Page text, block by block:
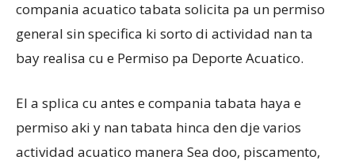
compania acuatico tabata solicita pa un permiso
general sin specifica ki sorto di actividad nan ta
bay realisa cu e Permiso pa Deporte Acuatico.
El a splica cu antes e compania tabata haya e
permiso aki y nan tabata hinca den dje varios
actividad acuatico manera Sea doo, piscamento,